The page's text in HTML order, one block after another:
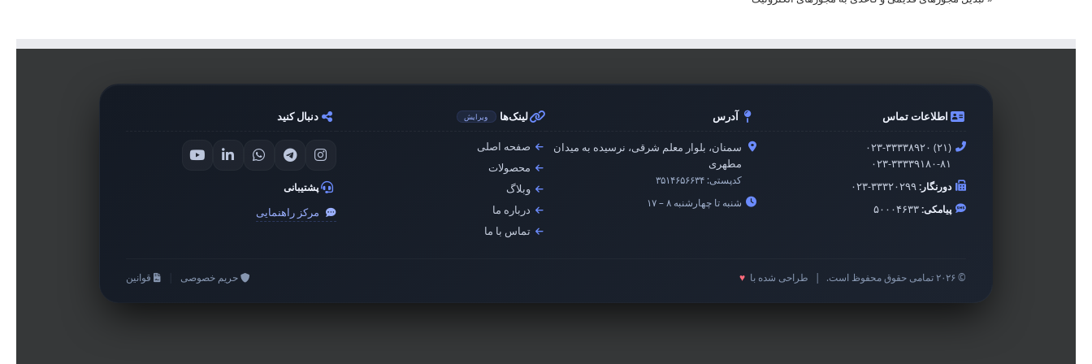
اطلاعات تماس
۰۲۳-۳۳۳۳۸۹۲۰ (۲۱)
۰۲۳-۳۳۳۳۹۱۸۰-۸۱
دورنگار:۰۲۳-۳۳۳۲۰۲۹۹
پیامکی:۵۰۰۰۴۶۳۳
آدرس
سمنان، بلوار معلم شرقی، نرسیده به میدان
مطهری
کدپستی:۳۵۱۴۶۵۶۶۳۴
شنبه تا چهارشنبه ۸ – ۱۷
لینک‌ها ویرایش
صفحه اصلی
محصولات
وبلاگ
درباره ما
تماس با ما
دنبال کنید
پشتیبانی
مرکز راهنمایی
© ۲۰۲۶ تمامی حقوق محفوظ است. طراحی شده با ♥ حریم خصوصی قوانین